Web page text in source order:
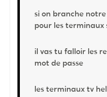
si on branche
pour les
il vas tu falloir les
mot de passe
les terminaux tv